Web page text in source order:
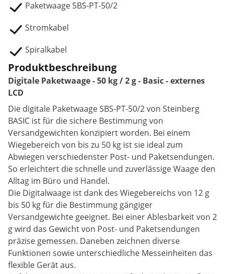
Paketwaage SBS-PT-50/2
Stromkabel
Spiralkabel
Produktbeschreibung
Digitale Paketwaage - 50 kg / 2 g - Basic - externes
LCD
Die digitale Paketwaage SBS-PT-50/2 von Steinberg
BASIC ist für die sichere Bestimmung von
Versandgewichten konzipiert worden. Bei einem
Wiegebereich von bis zu 50 kg ist sie ideal zum
Abwiegen verschiedenster Post- und Paketsendungen.
So erleichtert die schnelle und zuverlässige Waage den
Alltag im Büro und Handel.
Die Digitalwaage ist dank des Wiegebereichs von 12 g
bis 50 kg für die Bestimmung gängiger
Versandgewichte geeignet. Bei einer Ablesbarkeit von 2
g wird das Gewicht von Post- und Paketsendungen
präzise gemessen. Daneben zeichnen diverse
Funktionen sowie unterschiedliche Messeinheiten das
flexible Gerät aus.